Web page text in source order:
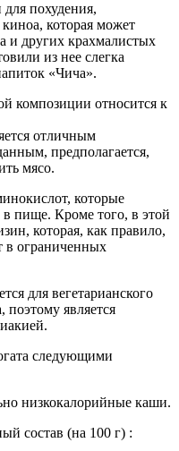
похудения,
которая может
и других крахмалистых
из нее слегка
«Чича».
композиции относится к
отличным
предполагается,
мясо.
которые
пище. Кроме того, в этой
которая, как правило,
в ограниченных
для вегетарианского
является
следующими
низкокалорийные каши.
состав (на 100 г) :